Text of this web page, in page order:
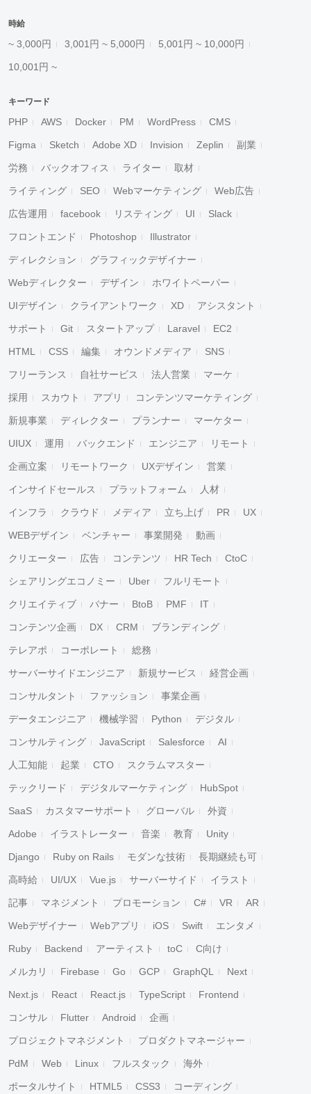
時給
~ 3,000円 3,001円 ~ 5,000円 5,001円 ~ 10,000円
10,001円 ~
キーワード
PHP AWS Docker PM WordPress CMS
Figma Sketch Adobe XD Invision Zeplin 副業
労務 バックオフィス ライター 取材
ライティング SEO Webマーケティング Web広告
広告運用 facebook リスティング UI Slack
フロントエンド Photoshop Illustrator
ディレクション グラフィックデザイナー
Webディレクター デザイン ホワイトペーパー
UIデザイン クライアントワーク XD アシスタント
サポート Git スタートアップ Laravel EC2
HTML CSS 編集 オウンドメディア SNS
フリーランス 自社サービス 法人営業 マーケ
採用 スカウト アプリ コンテンツマーケティング
新規事業 ディレクター プランナー マーケター
UIUX 運用 バックエンド エンジニア リモート
企画立案 リモートワーク UXデザイン 営業
インサイドセールス プラットフォーム 人材
インフラ クラウド メディア 立ち上げ PR UX
WEBデザイン ベンチャー 事業開発 動画
クリエーター 広告 コンテンツ HR Tech CtoC
シェアリングエコノミー Uber フルリモート
クリエイティブ バナー BtoB PMF IT
コンテンツ企画 DX CRM ブランディング
テレアポ コーポレート 総務
サーバーサイドエンジニア 新規サービス 経営企画
コンサルタント ファッション 事業企画
データエンジニア 機械学習 Python デジタル
コンサルティング JavaScript Salesforce AI
人工知能 起業 CTO スクラムマスター
テックリード デジタルマーケティング HubSpot
SaaS カスタマーサポート グローバル 外資
Adobe イラストレーター 音楽 教育 Unity
Django Ruby on Rails モダンな技術 長期継続も可
高時給 UI/UX Vue.js サーバーサイド イラスト
記事 マネジメント プロモーション C# VR AR
Webデザイナー Webアプリ iOS Swift エンタメ
Ruby Backend アーティスト toC C向け
メルカリ Firebase Go GCP GraphQL Next
Next.js React React.js TypeScript Frontend
コンサル Flutter Android 企画
プロジェクトマネジメント プロダクトマネージャー
PdM Web Linux フルスタック 海外
ポータルサイト HTML5 CSS3 コーディング